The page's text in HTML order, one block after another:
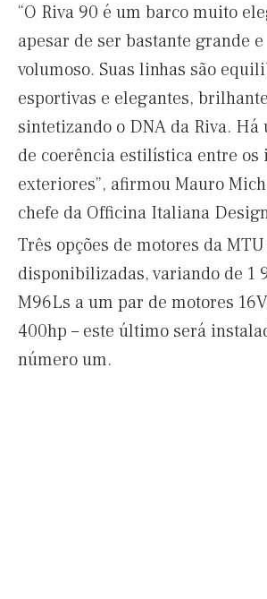
“O Riva 90 é um barco muito
apesar de ser bastante grande e
volumoso. Suas linhas são
esportivas e elegantes,
sintetizando o DNA da Riva. Há
de coerência estilística entre os
exteriores”, afirmou Mauro
chefe da Officina Italiana
Três opções de motores da
disponibilizadas, variando de 1
M96Ls a um par de motores
400hp – este último será
número um.